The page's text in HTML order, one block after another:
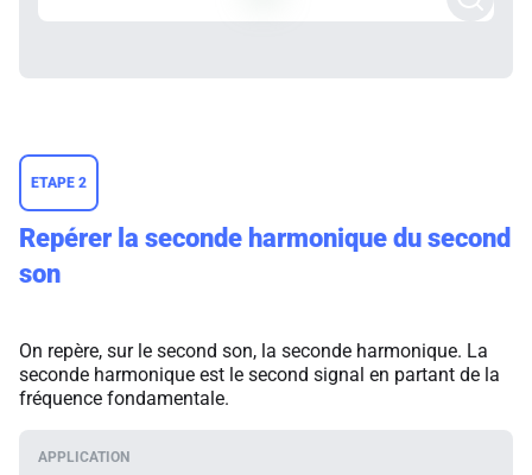
ETAPE 2
Repérer la seconde harmonique du second
son
On repère, sur le second son, la seconde harmonique. La
seconde harmonique est le second signal en partant de la
fréquence fondamentale.